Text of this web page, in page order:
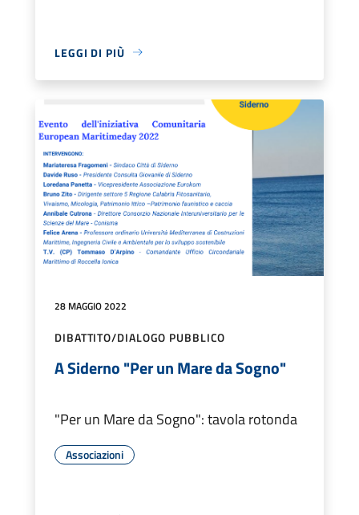
LEGGI DI PIÙ
28 MAGGIO 2022
DIBATTITO/DIALOGO PUBBLICO
A Siderno "Per un Mare da Sogno"
"Per un Mare da Sogno": tavola rotonda
Associazioni